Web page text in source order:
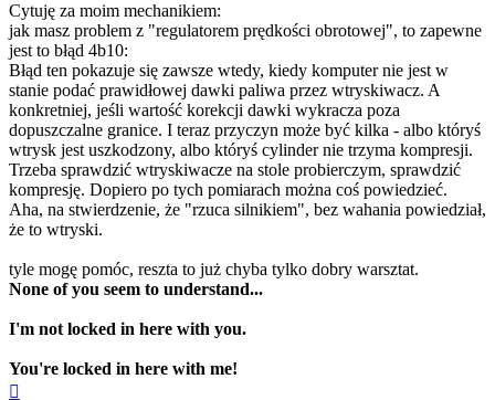
Cytuję za moim mechanikiem:
jak masz problem z "regulatorem prędkości obrotowej", to zapewne
jest to błąd 4b10:
Błąd ten pokazuje się zawsze wtedy, kiedy komputer nie jest w
stanie podać prawidłowej dawki paliwa przez wtryskiwacz. A
konkretniej, jeśli wartość korekcji dawki wykracza poza
dopuszczalne granice. I teraz przyczyn może być kilka - albo któryś
wtrysk jest uszkodzony, albo któryś cylinder nie trzyma kompresji.
Trzeba sprawdzić wtryskiwacze na stole probierczym, sprawdzić
kompresję. Dopiero po tych pomiarach można coś powiedzieć.
Aha, na stwierdzenie, że "rzuca silnikiem", bez wahania powiedział,
że to wtryski.
tyle mogę pomóc, reszta to już chyba tylko dobry warsztat.
None of you seem to understand...
I'm not locked in here with you.
You're locked in here with me!